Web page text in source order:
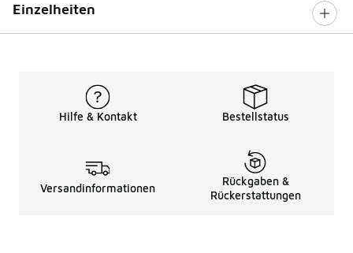
Einzelheiten
Hilfe & Kontakt Bestellstatus
Versandinformationen
Rückgaben &
Rückerstattungen